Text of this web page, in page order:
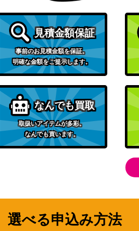
78】
出雲 風子（SR★★★/パラレル）【
アスタ（UR/WINNERver.）【UAPR/BCV-
桜 遥（SR★★/パラレル）【UA38BT/
黒崎 一護（UR）【UAPR/BLC-1-041】
悪魔ほむら（SR★★/パラレル）【
ルルーシュ・ランペルージ（SR★★★/パラ
見積金額保証
事前のお見積金額を保証。
明確な金額をご提示します。
なんでも買取
取扱いアイテムが多彩。
なんでも買います。
選べる申込み方法